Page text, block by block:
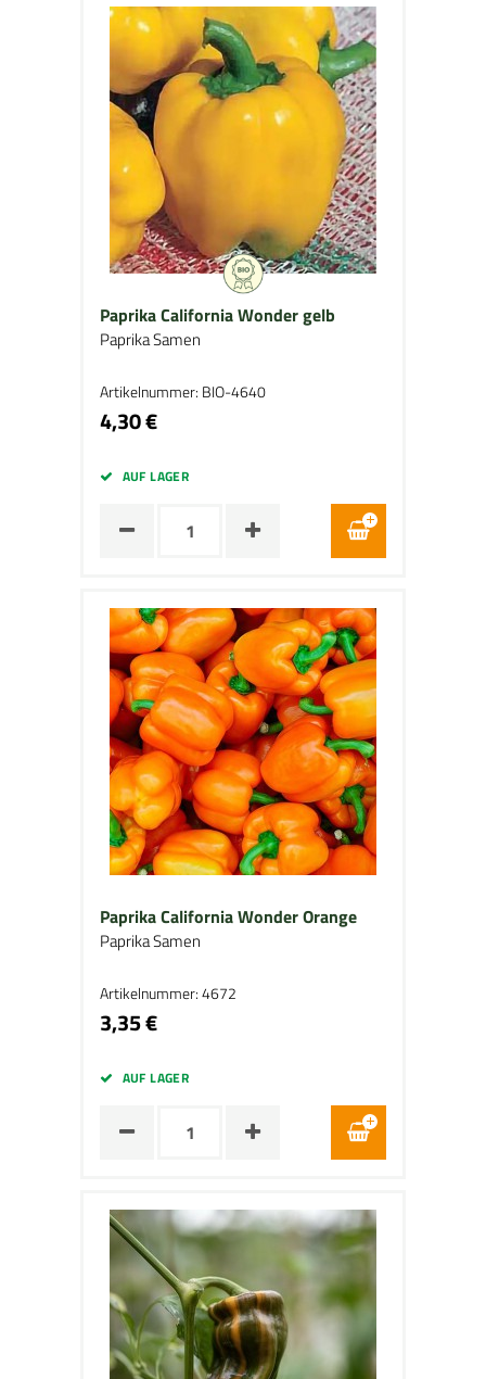
Paprika California Wonder gelb
Paprika Samen
Artikelnummer: BIO-4640
4,30 €
AUF LAGER
Paprika California Wonder Orange
Paprika Samen
Artikelnummer: 4672
3,35 €
AUF LAGER